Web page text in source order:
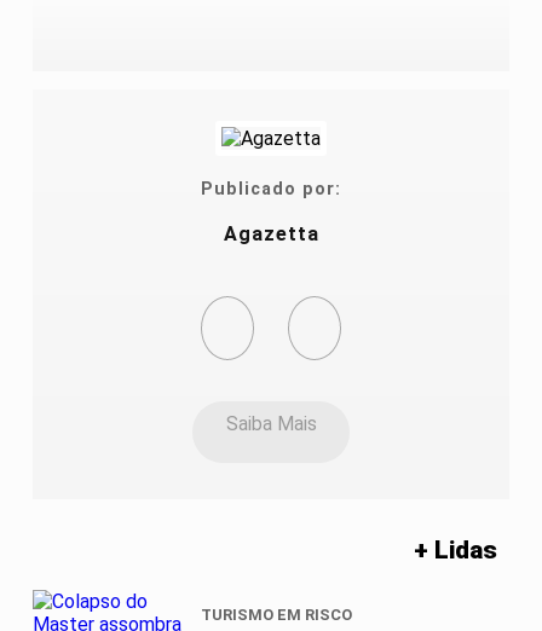
Publicado por:
Agazetta
Saiba Mais
+ Lidas
TURISMO EM RISCO